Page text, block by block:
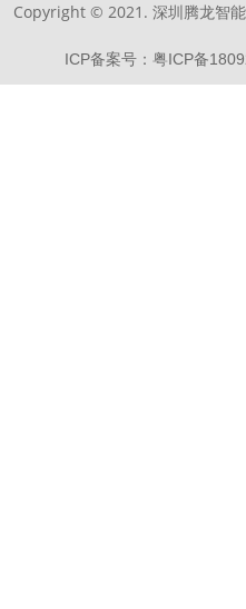
Copyright © 2021. 深圳腾龙智
ICP备案号：粤ICP备